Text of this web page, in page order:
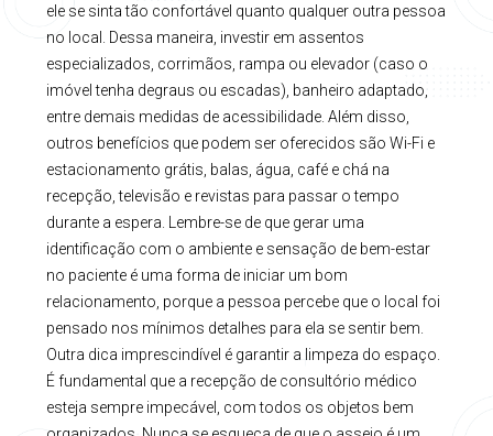
ele se sinta tão confortável quanto qualquer outra pessoa
no local. Dessa maneira, investir em assentos
especializados, corrimãos, rampa ou elevador (caso o
imóvel tenha degraus ou escadas), banheiro adaptado,
entre demais medidas de acessibilidade. Além disso,
outros benefícios que podem ser oferecidos são Wi-Fi e
estacionamento grátis, balas, água, café e chá na
recepção, televisão e revistas para passar o tempo
durante a espera. Lembre-se de que gerar uma
identificação com o ambiente e sensação de bem-estar
no paciente é uma forma de iniciar um bom
relacionamento, porque a pessoa percebe que o local foi
pensado nos mínimos detalhes para ela se sentir bem.
Outra dica imprescindível é garantir a limpeza do espaço.
É fundamental que a recepção de consultório médico
esteja sempre impecável, com todos os objetos bem